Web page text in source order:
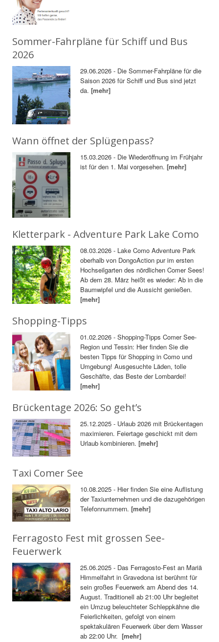
Sommer-Fahrpläne für Schiff und Bus
2026
29.06.2026 - Die Sommer-Fahrpläne für die
Saison 2026 für Schiff und Bus sind jetzt
da.[mehr]
Wann öffnet der Splügenpass?
15.03.2026 - Die Wiederöffnung im Frühjahr
ist für den 1. Mai vorgesehen.[mehr]
Kletterpark - Adventure Park Lake Como
08.03.2026 - Lake Como Adventure Park
oberhalb von DongoAction pur im ersten
Hochseilgarten des nördlichen Comer Sees!
Ab dem 28. März heißt es wieder: Ab in die
Baumwipfel und die Aussicht genießen.
[mehr]
Shopping-Tipps
01.02.2026 - Shopping-Tipps Comer See-
Region und Tessin: Hier finden Sie die
besten Tipps für Shopping in Como und
Umgebung! Ausgesuchte Läden, tolle
Geschäfte, das Beste der Lombardei!
[mehr]
Brückentage 2026: So geht’s
25.12.2025 - Urlaub 2026 mit Brückentagen
maximieren. Feiertage geschickt mit dem
Urlaub kombinieren.[mehr]
Taxi Comer See
10.08.2025 - Hier finden Sie eine Auflistung
der Taxiunternehmen und die dazugehörigen
Telefonnummern.[mehr]
Ferragosto Fest mit grossen See-
Feuerwerk
25.06.2025 - Das Ferragosto-Fest an Mariä
Himmelfahrt in Gravedona ist berühmt für
sein großes Feuerwerk am Abend des 14.
August. Traditionell ab 21:00 Uhr begleitet
ein Umzug beleuchteter Schleppkähne die
Feierlichkeiten, gefolgt von einem
spektakulären Feuerwerk über dem Wasser
ab 22:00 Uhr.[mehr]